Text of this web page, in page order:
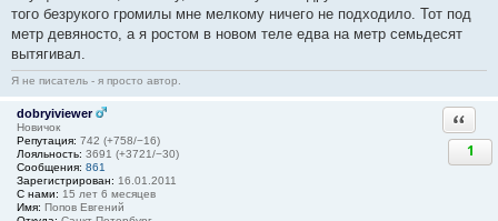
того безрукого громилы мне мелкому ничего не подходило. Тот под
метр девяносто, а я ростом в новом теле едва на метр семьдесят
вытягивал.
Я не писатель - я просто автор.
dobryiviewer
Новичок
Репутация: 742 (+758/−16)
Лояльность: 3691 (+3721/−30)
Сообщения: 861
Зарегистрирован: 16.01.2011
С нами: 15 лет 6 месяцев
Имя: Попов Евгений
1